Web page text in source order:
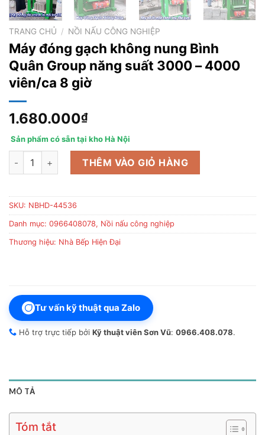
TRANG CHỦ / NỒI NẤU CÔNG NGHIỆP
Máy đóng gạch không nung Bình
Quân Group năng suất 3000 – 4000
viên/ca 8 giờ
1.680.000₫
Sản phẩm có sẵn tại kho Hà Nội
Máy đóng gạch không nung Bình Quân Group năng suất
THÊM VÀO GIỎ HÀNG
SKU: NBHD-44536
Danh mục: 0966408078, Nồi nấu công nghiệp
Thương hiệu: Nhà Bếp Hiện Đại
Tư vấn kỹ thuật qua Zalo
Hỗ trợ trực tiếp bởi Kỹ thuật viên Sơn Vũ: 0966.408.078.
MÔ TẢ
Tóm tắt